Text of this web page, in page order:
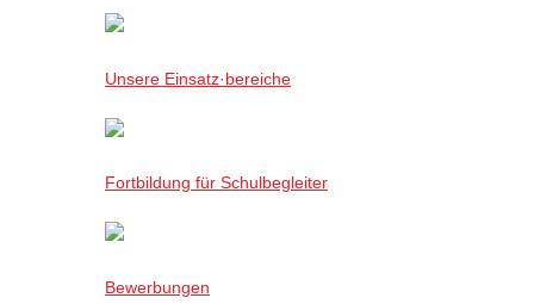
Unsere Einsatz·bereiche
Fortbildung für Schulbegleiter
Bewerbungen